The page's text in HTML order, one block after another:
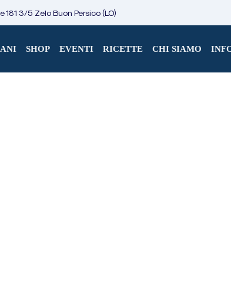
181 3/5 Zelo Buon Persico (LO)
SHOP EVENTI RICETTE CHI SIAMO